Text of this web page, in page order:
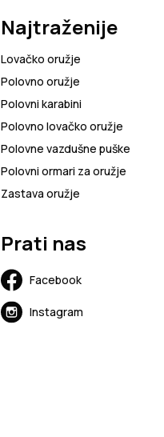
Najtraženije
Lovačko oružje
Polovno oružje
Polovni karabini
Polovno lovačko oružje
Polovne vazdušne puške
Polovni ormari za oružje
Zastava oružje
Prati nas
Facebook
Instagram